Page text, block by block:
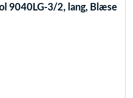
9040LG-3/2, lang, Blæse